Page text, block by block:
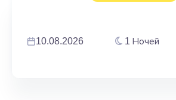
10.08.2026 1 Ночей